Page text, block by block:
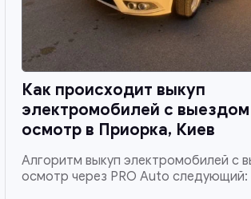
Как происходит выкуп
электромобилей с
осмотр в Приорка, Киев
Алгоритм выкуп электромобилей с
осмотр через PRO Auto следующий: